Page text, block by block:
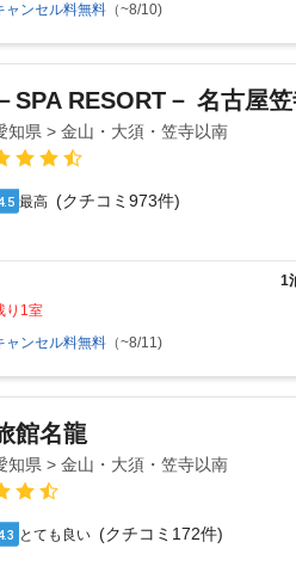
ャンセル料無料 （~8/10)
SPA RESORT－ 名古屋
知県 > 金山・大須・笠寺以南
最高 (クチコミ973件)
1
り1室
ャンセル料無料 （~8/11)
館名龍
知県 > 金山・大須・笠寺以南
とても良い (クチコミ172件)